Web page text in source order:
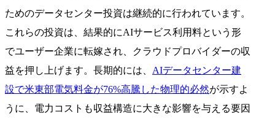
ためのデータセンター投資は継続的に行われています。
これらの投資は、結果的にAIサービス利用料という形
でユーザー企業に転嫁され、クラウドプロバイダーの収
益を押し上げます。長期的には、 AIデータセンター建
設で米東部電気料金が76%高騰した物理的必然が示すよ
うに、電力コストも収益構造に大きな影響を与える要因